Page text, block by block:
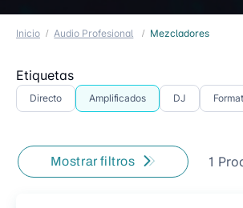
Inicio Audio Profesional Mezcladores
Etiquetas
Directo Amplificados DJ
Mostrar filtros 1